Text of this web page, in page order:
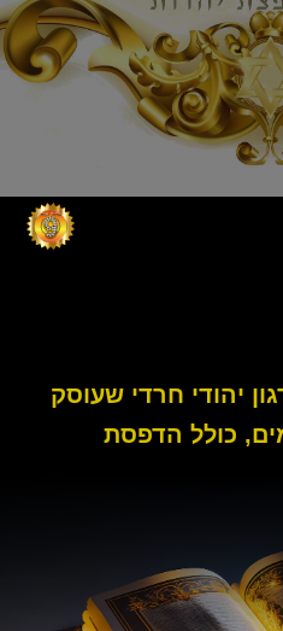
ארגון יהודי חרדי שעוסק
כולל הדפסת